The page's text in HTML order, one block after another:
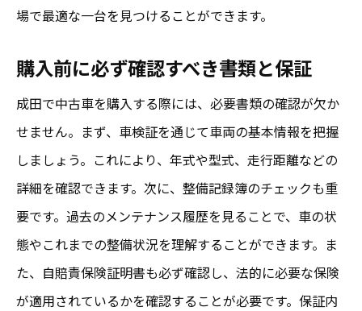
場で最適な一台を見つけることができます。
購入前に必ず確認すべき書類と保証
成田で中古車を購入する際には、必要書類の確認が欠か
せません。まず、車検証を通じて車両の基本情報を把握
しましょう。これにより、年式や型式、走行距離などの
詳細を確認できます。次に、整備記録簿のチェックも重
要です。過去のメンテナンス履歴を見ることで、車の状
態やこれまでの整備状況を理解することができます。ま
た、自賠責保険証明書も必ず確認し、法的に必要な保険
が適用されているかを確認することが必要です。保証内